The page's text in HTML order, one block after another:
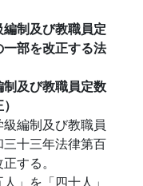
制及び教職員定
部を改正する法
制及び教職員定数
編制及び教職員
十三年法律第百
する。
」を「四十人」